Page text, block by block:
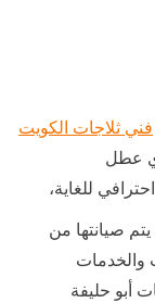
فني ثلاجات الكويت
عطل
للغاية،
صيانتها من
والخدمات
أبو حليفة